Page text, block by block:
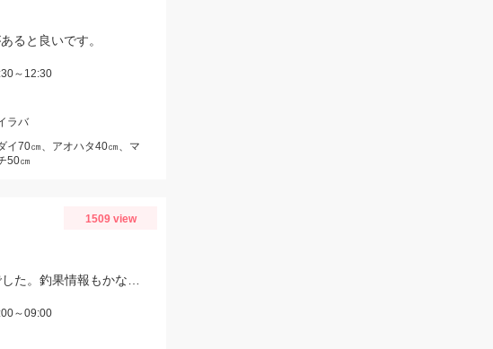
ると良いです。
～12:30
ラバ
イ70㎝、アオハタ40㎝、マ
50㎝
1509 view
～09:00